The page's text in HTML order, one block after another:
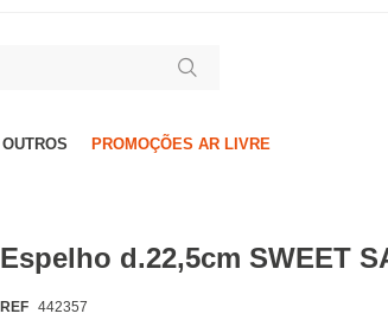
OUTROS PROMOÇÕES AR LIVRE
Espelho d.22,5cm SWEET
REF 442357